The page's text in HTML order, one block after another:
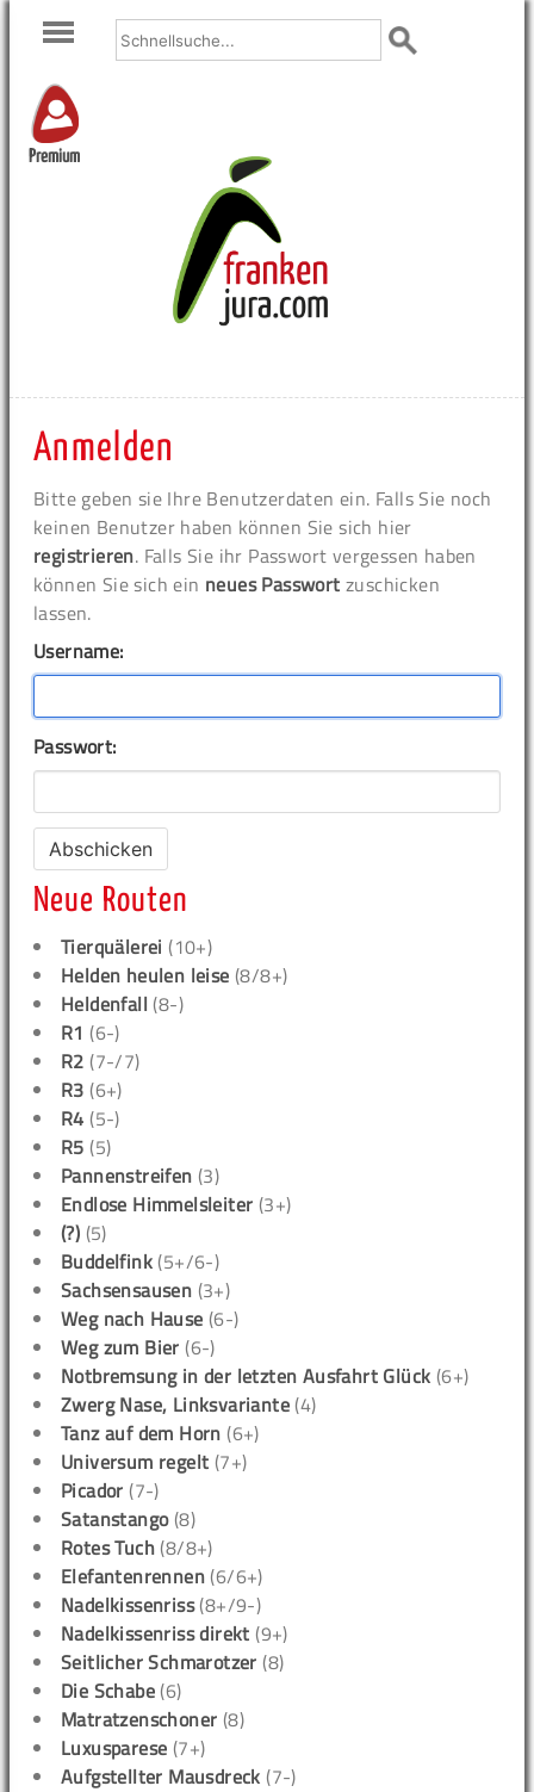
Premium
Anmelden
Bitte geben sie Ihre Benutzerdaten ein. Falls Sie noch
keinen Benutzer haben können Sie sich hier
registrieren. Falls Sie ihr Passwort vergessen haben
können Sie sich ein neues Passwort zuschicken
lassen.
Username:
Passwort:
Neue Routen
Tierquälerei (10+)
Helden heulen leise (8/8+)
Heldenfall (8-)
R1 (6-)
R2 (7-/7)
R3 (6+)
R4 (5-)
R5 (5)
Pannenstreifen (3)
Endlose Himmelsleiter (3+)
(?) (5)
Buddelfink (5+/6-)
Sachsensausen (3+)
Weg nach Hause (6-)
Weg zum Bier (6-)
Notbremsung in der letzten Ausfahrt Glück (6+)
Zwerg Nase, Linksvariante (4)
Tanz auf dem Horn (6+)
Universum regelt (7+)
Picador (7-)
Satanstango(8)
Rotes Tuch (8/8+)
Elefantenrennen (6/6+)
Nadelkissenriss(8+/9-)
Nadelkissenriss direkt (9+)
Seitlicher Schmarotzer (8)
Die Schabe (6)
Matratzenschoner (8)
Luxusparese (7+)
Aufgstellter Mausdreck (7-)